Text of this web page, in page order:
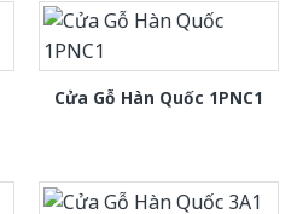
Cửa Gỗ Hàn Quốc 1PNC1